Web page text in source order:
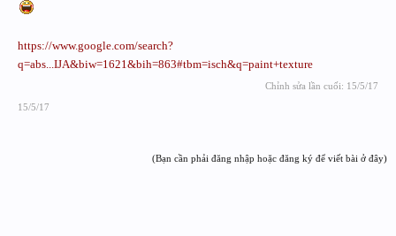
https://www.google.com/search?
q=abs...IJA&biw=1621&bih=863#tbm=isch&q=paint+texture
Chỉnh sửa lần cuối: 15/5/17
15/5/17
(Bạn cần phải đăng nhập hoặc đăng ký để viết bài ở đây)